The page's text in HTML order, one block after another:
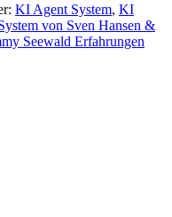
KI Agent System, KI
von Sven Hansen &
Seewald Erfahrungen